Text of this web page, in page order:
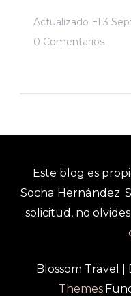
Actualizado El 3
0 ComentariosEn
En
El
Este blog es
Socha Hernández.
solicitud, no
Blossom Travel
Themes